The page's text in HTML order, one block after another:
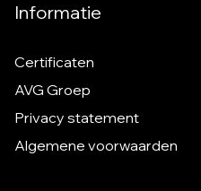
Informatie
Certificaten
AVG Groep
Privacy statement
Algemene voorwaarden